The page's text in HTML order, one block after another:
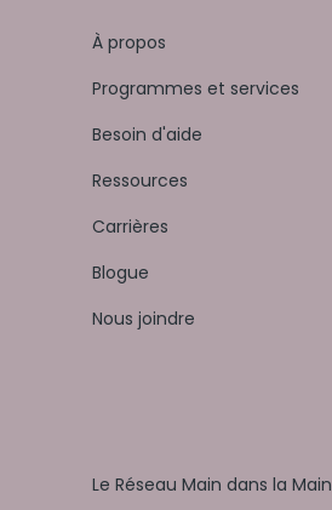
À propos
Programmes et services
Besoin d'aide
Ressources
Carrières
Blogue
Nous joindre
Le Réseau Main dans la Main